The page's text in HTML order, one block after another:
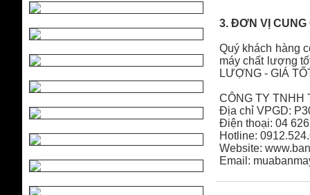
3. ĐƠN VỊ
Quý khách hàng
máy chất lượng
LƯỢNG - GIÁ
CÔNG TY TNHH
Địa chỉ VPGD:
️Điện thoại: 04
️Hotline:
Website:
Email: